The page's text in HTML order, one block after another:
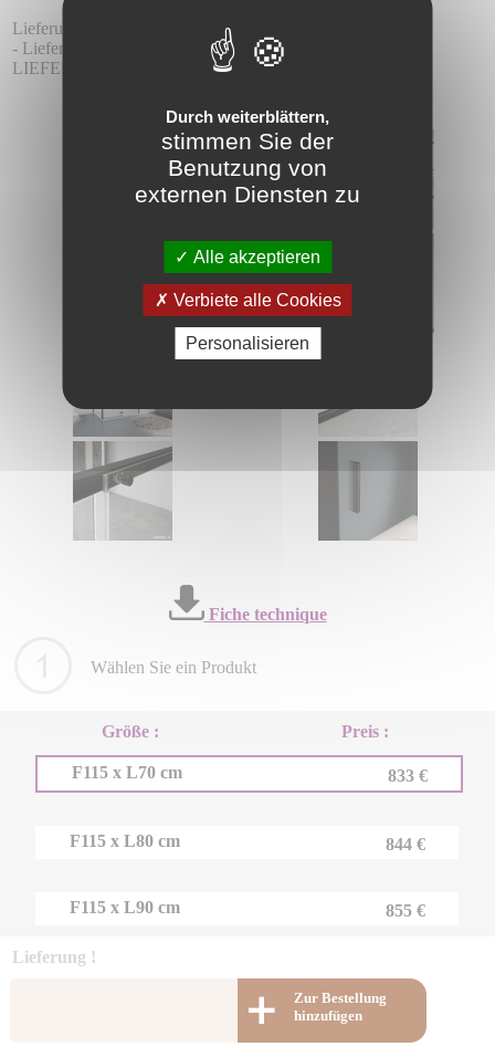
Lieferung :
- Lieferzeit 8-10 Tage
LIEFERUNG INKLUSIVE.
Fiche technique
Wählen Sie ein Produkt
Größe : Preis :
F115 x L70 cm 833 €
F115 x L80 cm 844 €
F115 x L90 cm 855 €
Lieferung !
Zur Bestellung
hinzufügen
Durch weiterblättern,
stimmen Sie der
Benutzung von
externen Diensten zu
Alle akzeptieren
Verbiete alle Cookies
Personalisieren